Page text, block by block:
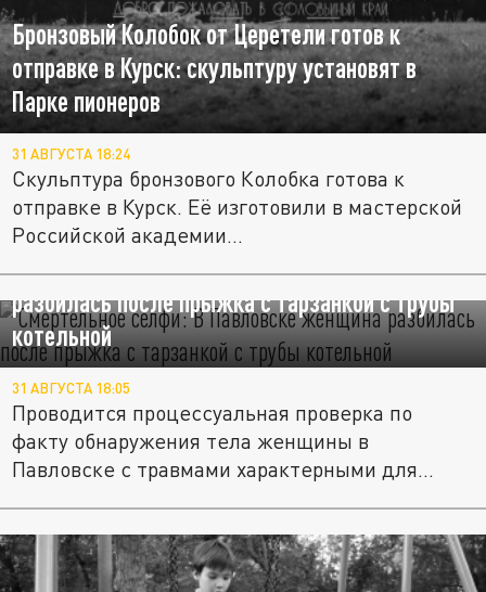
Бронзовый Колобок от Церетели готов к
отправке в Курск: скульптуру установят в
Парке пионеров
31 АВГУСТА 18:24
Скульптура бронзового Колобка готова к
отправке в Курск. Её изготовили в мастерской
Российской академии...
Смертельное селфи: В Павловске женщина
разбилась после прыжка с тарзанкой с трубы
котельной
31 АВГУСТА 18:05
Проводится процессуальная проверка по
факту обнаружения тела женщины в
Павловске с травмами характерными для...